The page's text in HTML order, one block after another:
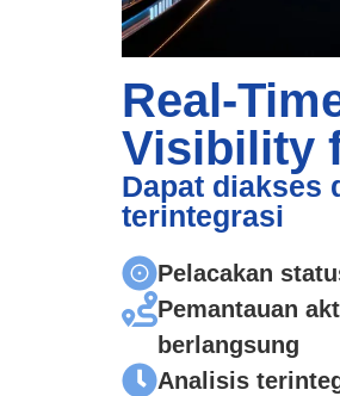
Real-
Visibility
Dapat diakses
terintegrasi
Pelacakan
Pemantauan
berlangsung
Analisis